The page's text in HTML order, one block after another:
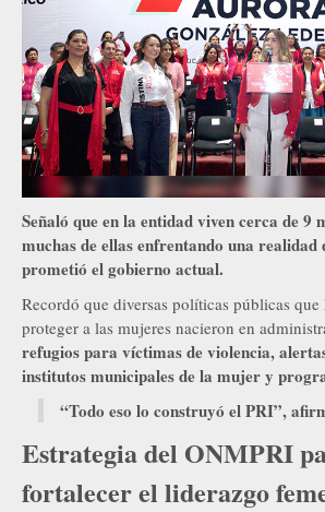
Señaló que en la entidad viven cerca de 9
muchas de ellas enfrentando una realidad
prometió el gobierno actual.
Recordó que diversas políticas públicas que
proteger a las mujeres nacieron en
refugios para víctimas de violencia,
institutos municipales de la mujer y
“Todo eso lo construyó el PRI”,
Estrategia del ONMPRI
fortalecer el liderazgo